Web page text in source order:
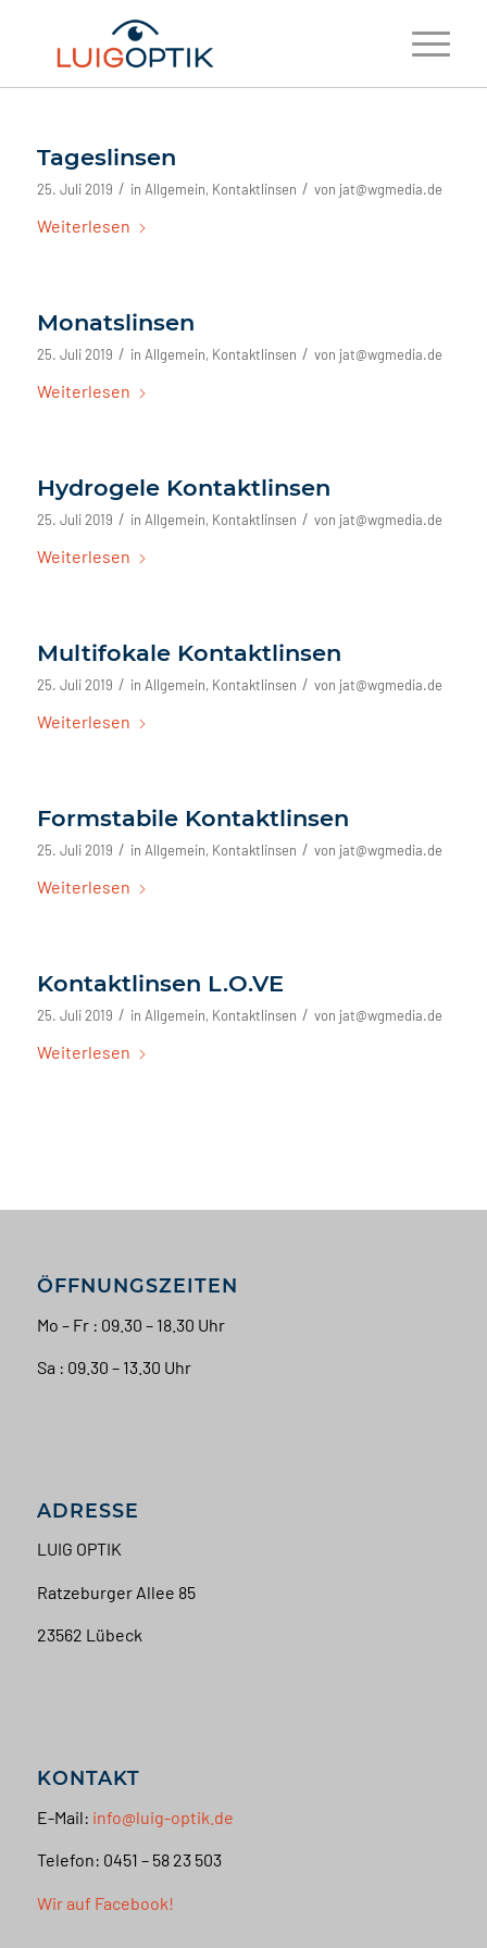
Tageslinsen
25. Juli 2019 / in Allgemein, Kontaktlinsen / von jat@wgmedia.de
Weiterlesen
Monatslinsen
25. Juli 2019 / in Allgemein, Kontaktlinsen / von jat@wgmedia.de
Weiterlesen
Hydrogele Kontaktlinsen
25. Juli 2019 / in Allgemein, Kontaktlinsen / von jat@wgmedia.de
Weiterlesen
Multifokale Kontaktlinsen
25. Juli 2019 / in Allgemein, Kontaktlinsen / von jat@wgmedia.de
Weiterlesen
Formstabile Kontaktlinsen
25. Juli 2019 / in Allgemein, Kontaktlinsen / von jat@wgmedia.de
Weiterlesen
Kontaktlinsen L.O.VE
25. Juli 2019 / in Allgemein, Kontaktlinsen / von jat@wgmedia.de
Weiterlesen
ÖFFNUNGSZEITEN
Mo – Fr : 09.30 – 18.30 Uhr
Sa : 09.30 – 13.30 Uhr
ADRESSE
LUIG OPTIK
Ratzeburger Allee 85
23562 Lübeck
KONTAKT
E-Mail: info@luig-optik.de
Telefon: 0451 – 58 23 503
Wir auf Facebook!